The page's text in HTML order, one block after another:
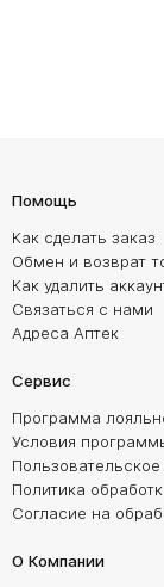
Помощь
Как сделать заказ
Обмен и возврат
Как удалить
Связаться с нами
Адреса Аптек
Сервис
Программа
Условия
Политика
Согласие на
О Компании